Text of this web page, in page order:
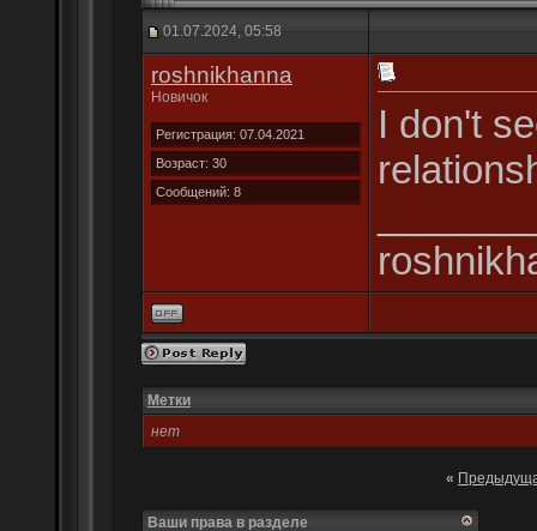
01.07.2024, 05:58
roshnikhanna
Новичок
Регистрация: 07.04.2021
Возраст: 30
Сообщений: 8
I don't
Метки
нет
«
Ваши права в разделе